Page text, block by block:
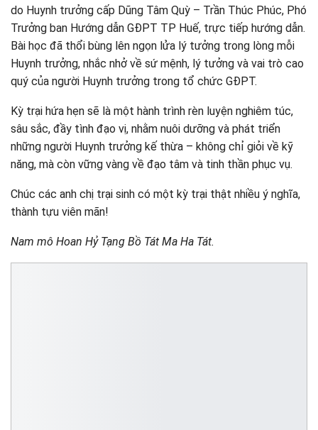
do Huynh trưởng cấp Dũng Tâm Quỳ – Trần Thúc Phúc, Phó
Trưởng ban Hướng dẫn GĐPT TP Huế, trực tiếp hướng dẫn.
Bài học đã thổi bùng lên ngọn lửa lý tưởng trong lòng mỗi
Huynh trưởng, nhắc nhở về sứ mệnh, lý tưởng và vai trò cao
quý của người Huynh trưởng trong tổ chức GĐPT.
Kỳ trại hứa hẹn sẽ là một hành trình rèn luyện nghiêm túc,
sâu sắc, đầy tình đạo vị, nhằm nuôi dưỡng và phát triển
những người Huynh trưởng kế thừa – không chỉ giỏi về kỹ
năng, mà còn vững vàng về đạo tâm và tinh thần phục vụ.
Chúc các anh chị trại sinh có một kỳ trại thật nhiều ý nghĩa,
thành tựu viên mãn!
Nam mô Hoan Hỷ Tạng Bồ Tát Ma Ha Tát.